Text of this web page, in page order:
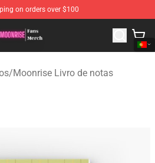
on orders over $100
Moonrise Merchandise Shop
/Moonrise Livro de notas